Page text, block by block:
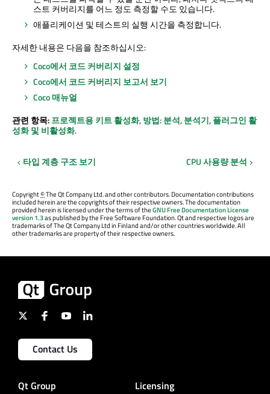
스트 커버리지를 어느 정도 측정할 수도 있습니다.
애플리케이션 및 테스트의 실행 시간을 측정합니다.
자세한 내용은 다음을 참조하십시오:
Coco에서 코드 커버리지 설정
Coco에서 코드 커버리지 보고서 보기
Coco 매뉴얼
관련 항목:프로젝트용 키트 활성화,방법: 분석,분석기,플러그인 활
성화 및 비활성화.
타입 계층 구조 보기 CPU 사용량 분석
Copyright©The Qt Company Ltd. and other contributors. Documentation contributions
included herein are the copyrights of their respective owners. The documentation
provided herein is licensed under the terms of theGNU Free Documentation License
version 1.3as published by the Free Software Foundation. Qt and respective logos are
trademarks of The Qt Company Ltd in Finland and/or other countries worldwide. All
other trademarks are property of their respective owners.
Contact Us
Qt Group Licensing